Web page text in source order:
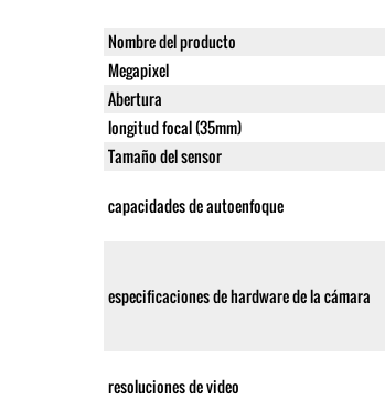
Nombre del producto
Megapixel
Abertura
longitud focal (35mm)
Tamaño del sensor
capacidades de autoenfoque
especificaciones de hardware de la cámara
resoluciones de video